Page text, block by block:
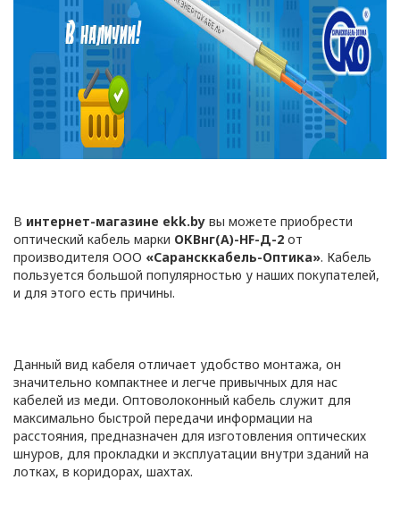
В интернет-магазине ekk.by вы можете приобрести
оптический кабель марки ОКВнг(A)-HF-Д-2 от
производителя ООО «Сарансккабель-Оптика». Кабель
пользуется большой популярностью у наших покупателей,
и для этого есть причины.
Данный вид кабеля отличает удобство монтажа, он
значительно компактнее и легче привычных для нас
кабелей из меди. Оптоволоконный кабель служит для
максимально быстрой передачи информации на
расстояния, предназначен для изготовления оптических
шнуров, для прокладки и эксплуатации внутри зданий на
лотках, в коридорах, шахтах.
ПОЛИТИКА
ОПЕРАТОРА
В
отношении